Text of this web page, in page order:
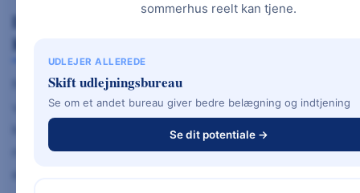
sommerhus reelt kan tjene.
UDLEJER ALLEREDE
Skift udlejningsbureau
Se om et andet bureau giver bedre belægning og indtjening
Se dit potentiale →
Den Ultimative Guide til Energibesparelse,
Komfort og Lavere Varmeudgifter
Når du bygger nyt hus, er
vigtigste beslutninger for både økonomi,
komfort og energiforbrug. Den rigtige isolering i
nybyggeri sikrer lavere varmeudgifter, bedre